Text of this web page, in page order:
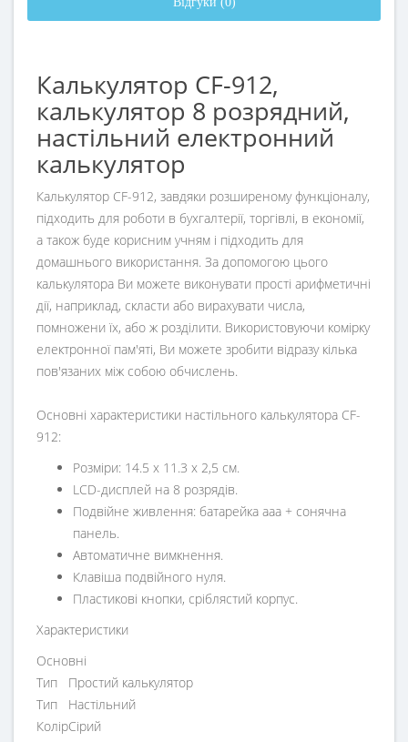
Калькулятор CF-912,
калькулятор 8 розрядний,
настільний електронний
калькулятор
Калькулятор CF-912, завдяки розширеному функціоналу,
підходить для роботи в бухгалтерії, торгівлі, в економії,
а також буде корисним учням і підходить для
домашнього використання. За допомогою цього
калькулятора Ви можете виконувати прості арифметичні
дії, наприклад, скласти або вирахувати числа,
помножени їх, або ж розділити. Використовуючи комірку
електронної пам'яті, Ви можете зробити відразу кілька
пов'язаних між собою обчислень.
Основні характеристики настільного калькулятора CF-
912:
Розміри: 14.5 х 11.3 х 2,5 см.
LCD-дисплей на 8 розрядів.
Подвійне живлення: батарейка ааа + сонячна
панель.
Автоматичне вимкнення.
Клавіша подвійного нуля.
Пластикові кнопки, сріблястий корпус.
Характеристики
Основні
Тип
Простий калькулятор
Тип
Настільний
КолірСірий